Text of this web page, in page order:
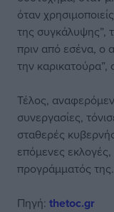
όταν
της συγκάλυψης”,
πριν από εσένα, ο
την καρικατούρα”,
Τέλος,
συνεργασίες,
σταθερές
επόμενες
προγράμματός της.
Πηγή: thetoc.gr